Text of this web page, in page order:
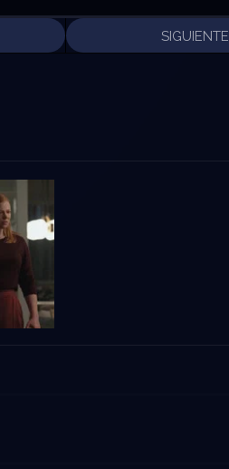
SIGUIENTE